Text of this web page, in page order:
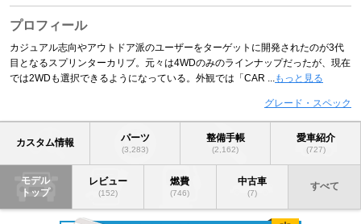
プロフィール
カジュアル志向やアウトドア派のユーザーをターゲットに開発されたのが3代
目となるスプリンターカリブ。元々は4WDのみのラインナップだったが、現在
では2WDも選択できるようになっている。外観では「CAR ...
もっと見る
グレード・スペック
カスタム情報 パーツ
(3,283)
整備手帳
(2,162)
愛車紹介
(727)
モデル
トップ
レビュー
(152)
燃費
(746)
中古車
(7)
すべて